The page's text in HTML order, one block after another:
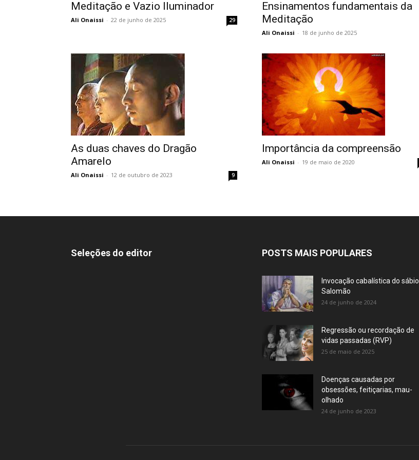
Meditação e Vazio Iluminador
Ali Onaissi - 22 de junho de 2025 29
Ensinamentos fundamentais da
Meditação
Ali Onaissi - 18 de junho de 2025
As duas chaves do Dragão
Amarelo
Ali Onaissi - 12 de outubro de 2023 9
Importância da compreensão
Ali Onaissi - 19 de maio de 2020
Seleções do editor POSTS MAIS POPULARES
Invocação cabalística do sábio
Salomão
24 de junho de 2024
Regressão ou recordação de
vidas passadas (RVP)
25 de maio de 2025
Doenças causadas por
obsessões, feitiçarias, mau-
olhado
24 de junho de 2023